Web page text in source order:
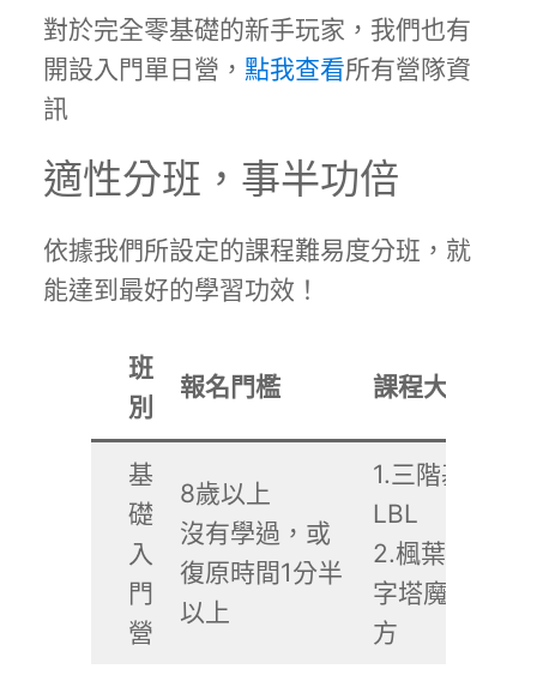
對於完全零基礎的新手玩家，我們也有
開設入門單日營， 點我查看所有營隊資
訊
適性分班，事半功倍
依據我們所設定的課程難易度分班，就
能達到最好的學習功效！
班
別
報名門檻 課程大綱
基
礎
入
門
營
8歲以上
沒有學過，或
復原時間1分半
以上
1.三階基礎解
LBL
2.楓葉魔方、
字塔魔方、X
方